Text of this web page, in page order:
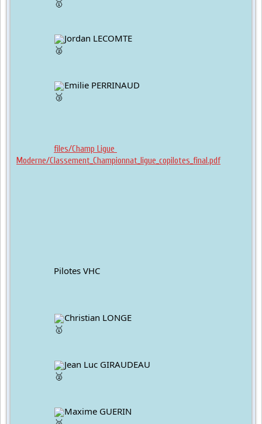
Jordan LECOMTE
Emilie PERRINAUD
files/Champ Ligue
Moderne/Classement_Championnat_ligue_copilotes_final.pdf
		Pilotes VHC
Christian LONGE
Jean Luc GIRAUDEAU
Maxime GUERIN